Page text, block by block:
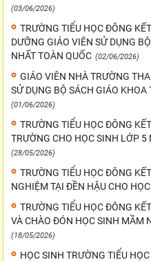
(03/06/2026)
TRƯỜNG TIỂU HỌC ĐÔNG
DƯỠNG GIÁO VIÊN SỬ DỤNG
NHẤT TOÀN QUỐC (02/06/2026)
GIÁO VIÊN NHÀ TRƯỜNG
SỬ DỤNG BỘ SÁCH GIÁO
(01/06/2026)
TRƯỜNG TIỂU HỌC ĐÔNG
TRƯỜNG CHO HỌC SINH LỚP
(28/05/2026)
TRƯỜNG TIỂU HỌC ĐÔNG
NGHIỆM TẠI ĐỀN HẬU CHO
TRƯỜNG TIỂU HỌC ĐÔNG
VÀ CHÀO ĐÓN HỌC SINH MẦM
(18/05/2026)
HỌC SINH TRƯỜNG TIỂU